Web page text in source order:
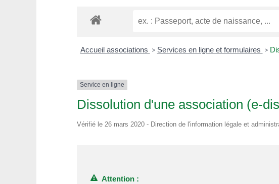
Accueil associations > Services en ligne et formulaires >
Service en ligne
Dissolution d'une association (e-
Vérifié le 26 mars 2020 - Direction de l'information légale et
Attention :